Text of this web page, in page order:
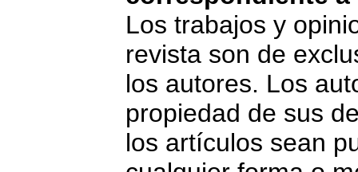
Los trabajos y
revista son de
los autores. Los
propiedad de sus
los artículos sean